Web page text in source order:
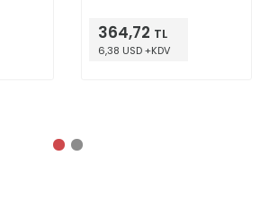
364,72 TL
6,38 USD +KDV